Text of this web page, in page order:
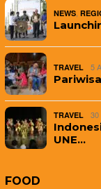
NEWS
TRAVEL 5
TRAVEL 30
UNE…
FOOD